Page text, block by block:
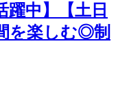
躍中】【土日
を楽しむ◎制